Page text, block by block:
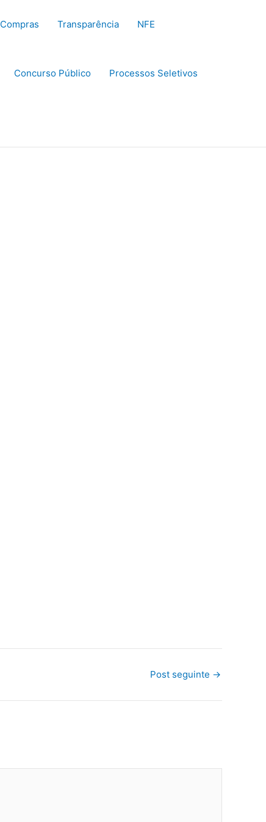
Compras Transparência NFE
Concurso Público Processos Seletivos
Post seguinte →